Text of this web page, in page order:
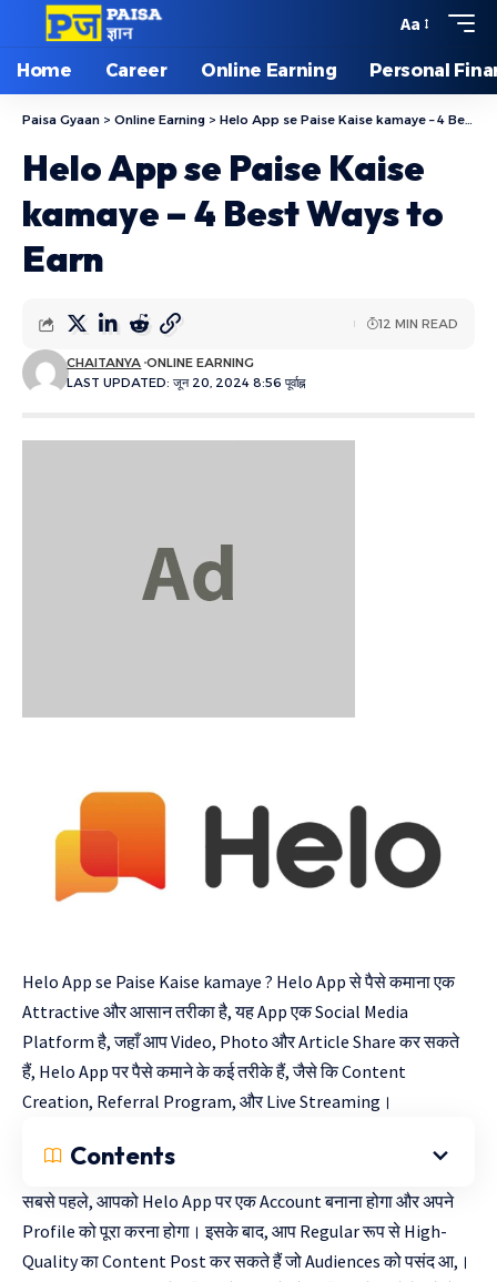
Aa
Home Career Online Earning Personal
Paisa Gyaan > Online Earning > Helo App se Paise Kaise kamaye – 4 Best Ways to Earn
Helo App se Paise Kaise
kamaye – 4 Best Ways to
Earn
LAST UPDATED: जून 20, 2024 8:56 पूर्वाह्न
CHAITANYA ONLINE EARNING
12 MIN READ
Helo App se Paise Kaise kamaye ? Helo App से पैसे कमाना एक
Attractive और आसान तरीका है, यह App एक Social Media
Platform है, जहाँ आप Video, Photo और Article Share कर सकते
हैं, Helo App पर पैसे कमाने के कई तरीके हैं, जैसे कि Content
Creation, Referral Program, और Live Streaming।
Contents
सबसे पहले, आपको Helo App पर एक Account बनाना होगा और अपने
Profile को पूरा करना होगा। इसके बाद, आप Regular रूप से High-
Quality का Content Post कर सकते हैं जो Audiences को पसंद आ,।